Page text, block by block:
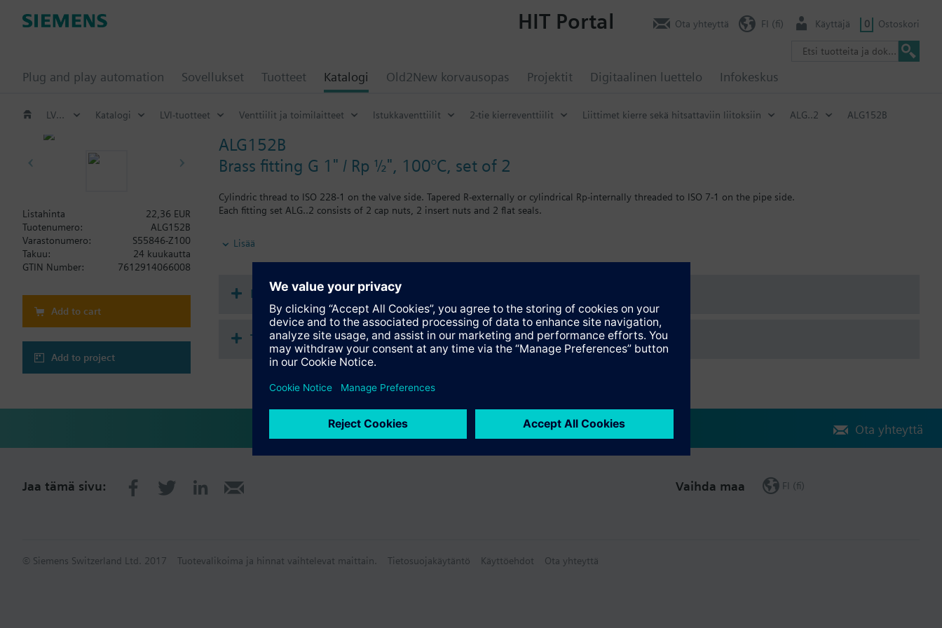
Plug and play automation Sovellukset Tuotteet Katalogi Old2New korvausopas Projektit Digitaalinen luettelo Infokeskus
HIT Portal Ota yhteyttä FI (fi) Käyttäjä 0 Ostoskori
LVI-tuotteet Katalogi LVI-tuotteet Venttiilit ja toimilaitteet Istukkaventtiilit 2-tie kierreventtiilit Liittimet kierre sekä hitsattaviin liitoksiin ALG..2 ALG152B
ALG152B
Brass fitting G 1" / Rp ½", 100°C, set of 2
Cylindric thread to ISO 228-1 on the valve side. Tapered R-externally or cylindrical Rp-internally threaded to ISO 7-1 on the pipe side.
Each fitting set ALG..2 consists of 2 cap nuts, 2 insert nuts and 2 flat seals.
Lisätietoa
Pipe side internally threaded.
For the VMP45.. and VMP47.. valves, order 2 sets of ALG..2B fittings.
Lisää
Listahinta
22,36 EUR
Tuotenumero:
ALG152B
Varastonumero:
S55846-Z100
Takuu:
24 kuukautta
GTIN Number:
7612914066008
Add to cart
Add to project
Dokumentaatio
Tekninen yhteenveto
Ota yhteyttä
Jaa tämä sivu: Vaihda maa FI (fi)
© Siemens Switzerland Ltd. 2017 Tuotevalikoima ja hinnat vaihtelevat maittain. Tietosuojakäytäntö Käyttöehdot Ota yhteyttä